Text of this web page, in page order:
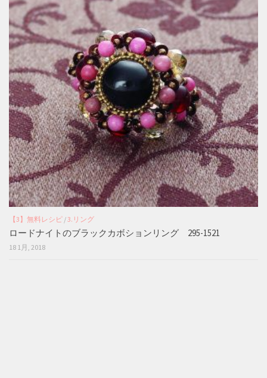
【3】無料レシピ /3.リング
ロードナイトのブラックカボションリング 295-1521
18 1月, 2018